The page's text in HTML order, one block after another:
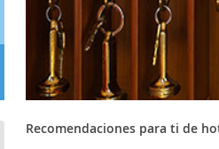
Recomendaciones para ti de